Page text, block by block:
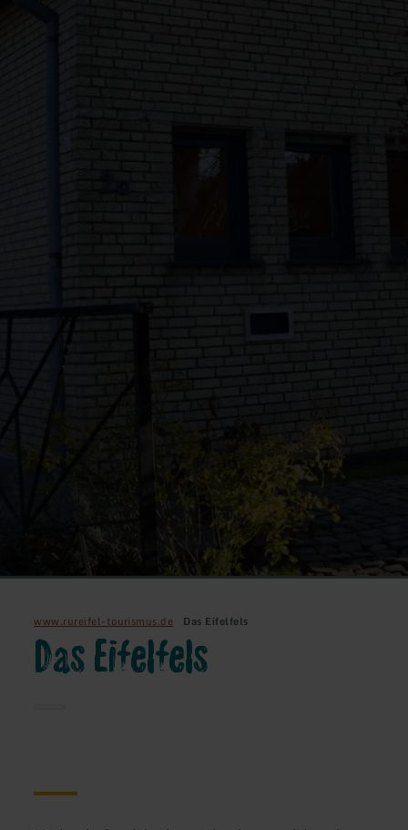
www.rureifel-tourismus.de Das Eifelfels
Das Eifelfels